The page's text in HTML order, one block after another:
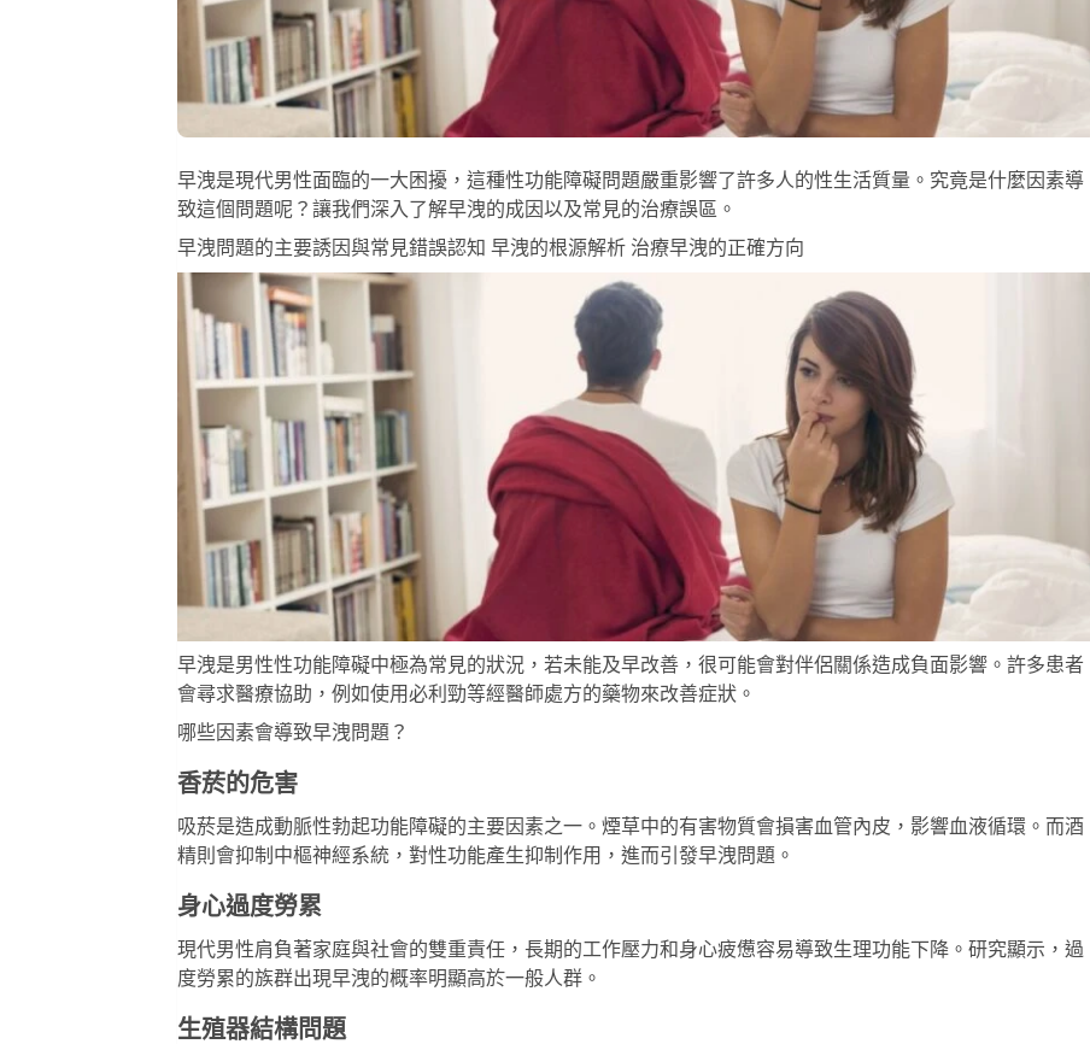
早洩是現代男性面臨的一大困擾，這種性功能障礙問題嚴重影響了許多人的性生活質量。究竟是什麼因素導
致這個問題呢？讓我們深入了解早洩的成因以及常見的治療誤區。
早洩問題的主要誘因與常見錯誤認知 早洩的根源解析 治療早洩的正確方向
早洩是男性性功能障礙中極為常見的狀況，若未能及早改善，很可能會對伴侶關係造成負面影響。許多患者
會尋求醫療協助，例如使用必利勁等經醫師處方的藥物來改善症狀。
哪些因素會導致早洩問題？
香菸的危害
吸菸是造成動脈性勃起功能障礙的主要因素之一。煙草中的有害物質會損害血管內皮，影響血液循環。而酒
精則會抑制中樞神經系統，對性功能產生抑制作用，進而引發早洩問題。
身心過度勞累
現代男性肩負著家庭與社會的雙重責任，長期的工作壓力和身心疲憊容易導致生理功能下降。研究顯示，過
度勞累的族群出現早洩的概率明顯高於一般人群。
生殖器結構問題